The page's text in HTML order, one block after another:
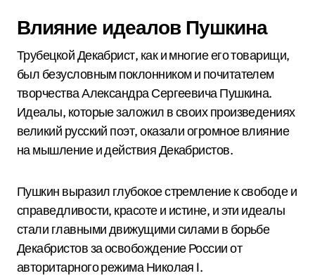
Влияние идеалов Пушкина
Трубецкой Декабрист, как и многие его товарищи,
был безусловным поклонником и почитателем
творчества Александра Сергеевича Пушкина.
Идеалы, которые заложил в своих произведениях
великий русский поэт, оказали огромное влияние
на мышление и действия Декабристов.
Пушкин выразил глубокое стремление к свободе и
справедливости, красоте и истине, и эти идеалы
стали главными движущими силами в борьбе
Декабристов за освобождение России от
авторитарного режима Николая I.